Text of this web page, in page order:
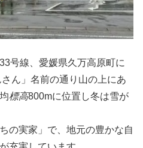
号線、愛媛県久万高原町に
ん」名前の通り山の上にあ
標高800mに位置し冬は雪が
の実家」で、地元の豊かな自